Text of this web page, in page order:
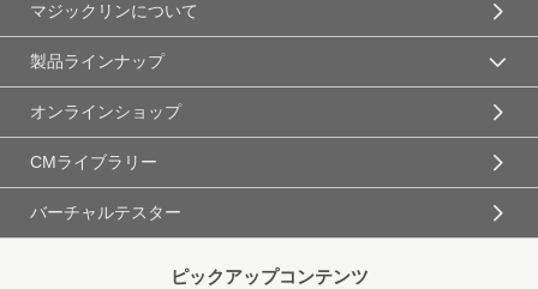
マジックリンについて
製品ラインナップ
オンラインショップ
CMライブラリー
バーチャルテスター
ピックアップコンテンツ